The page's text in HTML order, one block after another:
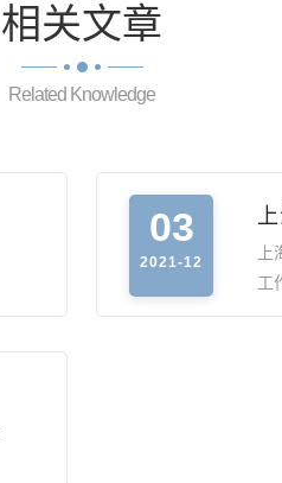
相关文章
Related Knowledge
03
2021-12
工